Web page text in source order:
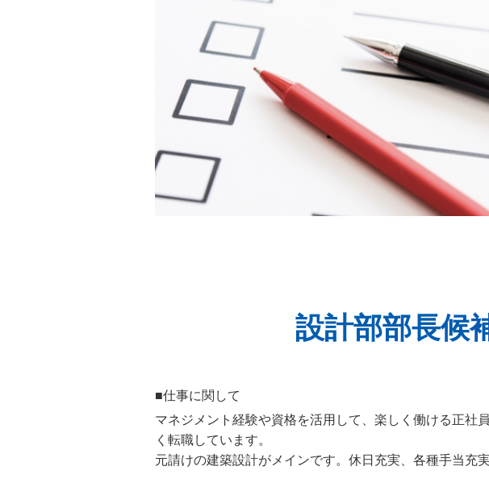
設計部部長候
■仕事に関して
マネジメント経験や資格を活用して、楽しく働ける正社
く転職しています。
元請けの建築設計がメインです。休日充実、各種手当充